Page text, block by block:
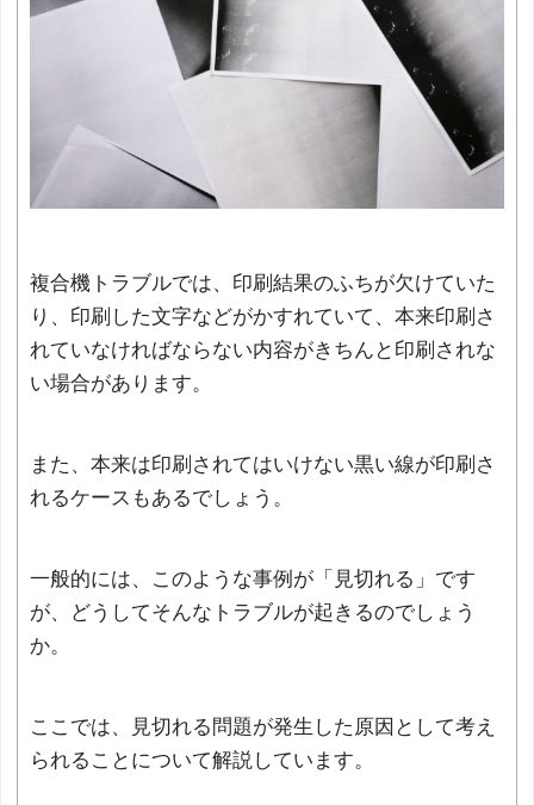
複合機トラブルでは、印刷結果のふちが欠けていた
り、印刷した文字などがかすれていて、本来印刷さ
れていなければならない内容がきちんと印刷されな
い場合があります。
また、本来は印刷されてはいけない黒い線が印刷さ
れるケースもあるでしょう。
一般的には、このような事例が「見切れる」です
が、どうしてそんなトラブルが起きるのでしょう
か。
ここでは、見切れる問題が発生した原因として考え
られることについて解説しています。